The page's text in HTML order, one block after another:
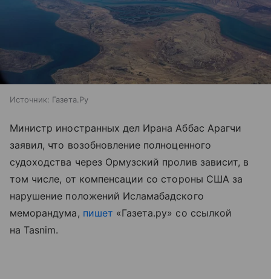
Источник: Газета.Ру
Министр иностранных дел Ирана Аббас Арагчи
заявил, что возобновление полноценного
судоходства через Ормузский пролив зависит, в
том числе, от компенсации со стороны США за
нарушение положений Исламабадского
меморандума, пишет «Газета.ру» со ссылкой
на Tasnim.